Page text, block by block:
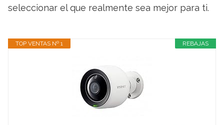
seleccionar el que realmente sea mejor para ti.
REBAJAS
TOP VENTAS Nº 1